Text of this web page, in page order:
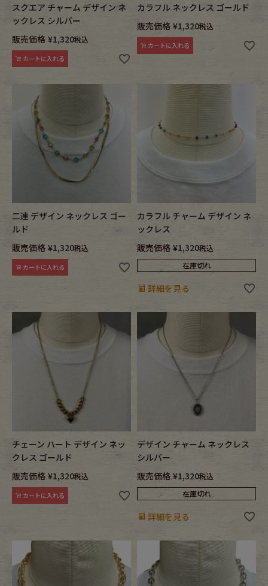
スクエア チャーム デザイン ネ
ックレス シルバー
販売価格 ¥1,320税込
カートに入れる
カラフル ネックレス ゴールド
販売価格 ¥1,320税込
カートに入れる
二連 デザイン ネックレス ゴー
ルド
販売価格 ¥1,320税込
カートに入れる
カラフル チャーム デザイン ネ
ックレス
販売価格 ¥1,320税込
在庫切れ
詳細を見る
チェーン ハート デザイン ネッ
クレス ゴールド
販売価格 ¥1,320税込
カートに入れる
デザイン チャーム ネックレス
シルバー
販売価格 ¥1,320税込
在庫切れ
詳細を見る